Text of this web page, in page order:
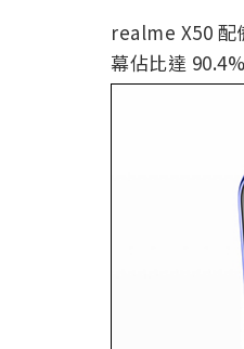
realme X50 配
幕佔比達